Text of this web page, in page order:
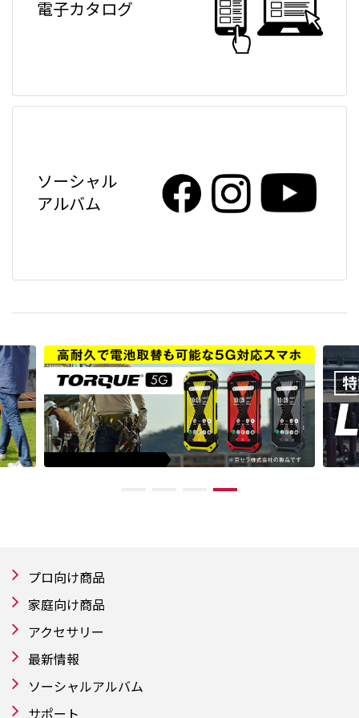
電子カタログ
ソーシャル
アルバム
プロ向け商品
家庭向け商品
アクセサリー
最新情報
ソーシャルアルバム
サポート